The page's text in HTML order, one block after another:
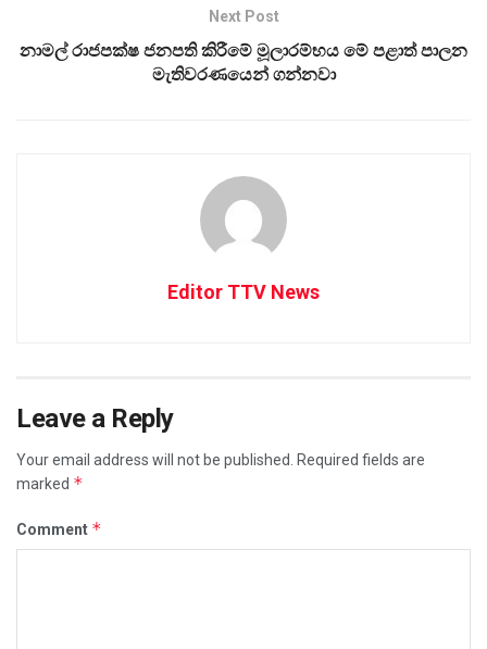
Next Post
නාමල් රාජපක්ෂ ජනපති කිරීමේ මූලාරම්භය මේ පළාත් පාලන
මැතිවරණයෙන් ගන්නවා
Editor TTV News
Leave a Reply
Your email address will not be published.
Required fields are
marked *
Comment *